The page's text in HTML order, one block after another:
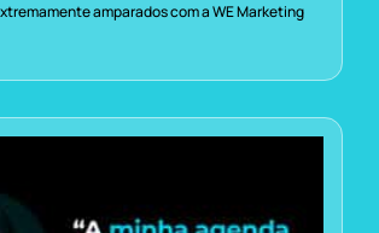
amparados com a WE Marketing